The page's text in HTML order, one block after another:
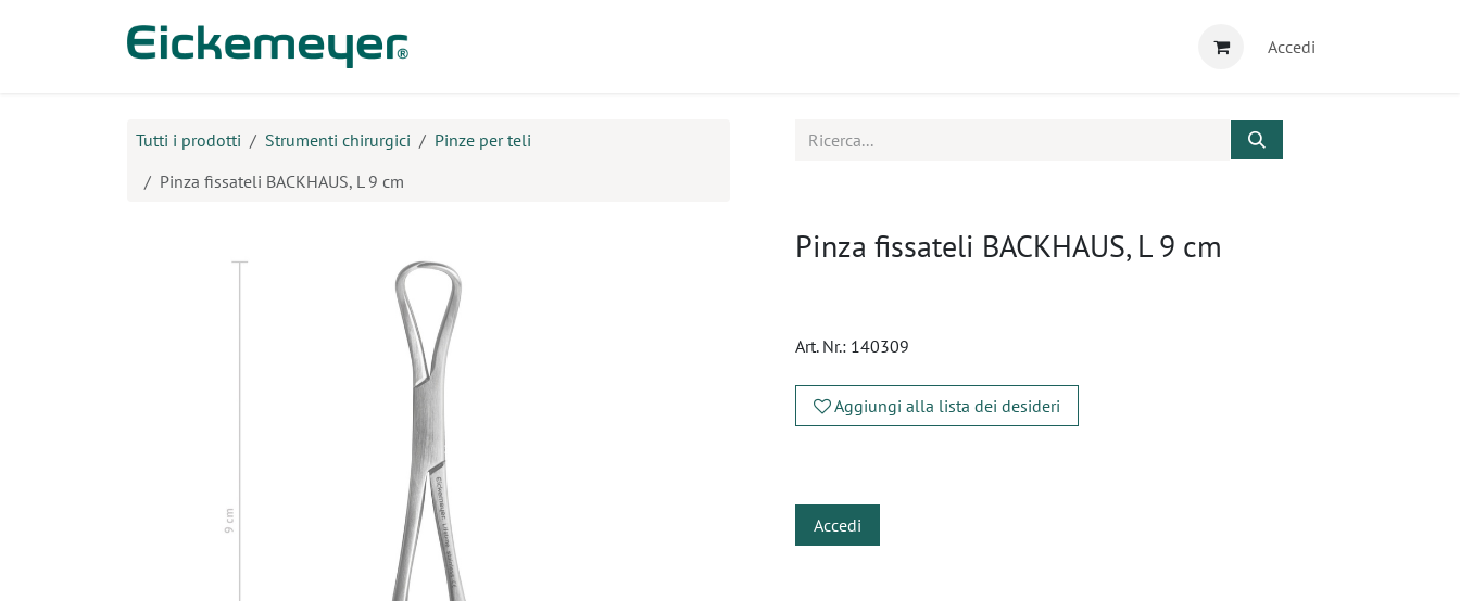
Accedi
Tutti i prodotti Strumenti chirurgici
Pinze per teli
Pinza fissateli BACKHAUS, L 9 cm
Pinza fissateli BACKHAUS, L 9 cm
Art. Nr.: 140309
Aggiungi alla lista dei desideri
Accedi